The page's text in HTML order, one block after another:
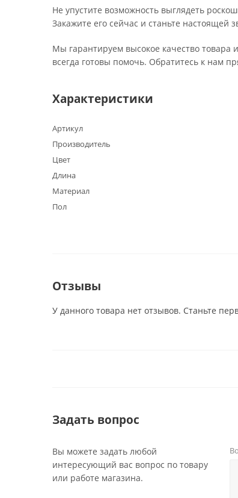
Не упустите возможность выглядеть
Закажите его сейчас и станьте настоящей
Мы гарантируем высокое качество товара
всегда готовы помочь. Обратитесь к нам
Характеристики
Артикул
Производитель
Цвет
Длина
Материал
Пол
Отзывы
У данного товара нет отзывов. Станьте
Задать вопрос
Вы можете задать любой
интересующий вас вопрос по товару
или работе магазина.